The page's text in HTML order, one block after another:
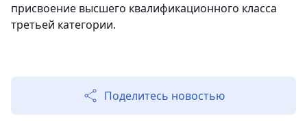
присвоение высшего квалификационного класса
третьей категории.
Поделитесь новостью